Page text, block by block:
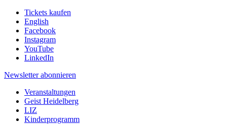
Tickets kaufen
English
Facebook
Instagram
YouTube
LinkedIn
Newsletter abonnieren
Veranstaltungen
Geist Heidelberg
LIZ
Kinderprogramm